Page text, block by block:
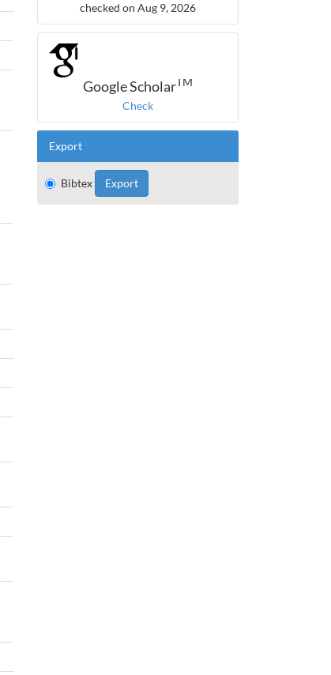
checked on Aug 9, 2026
Google ScholarTM
Check
Export
Bibtex